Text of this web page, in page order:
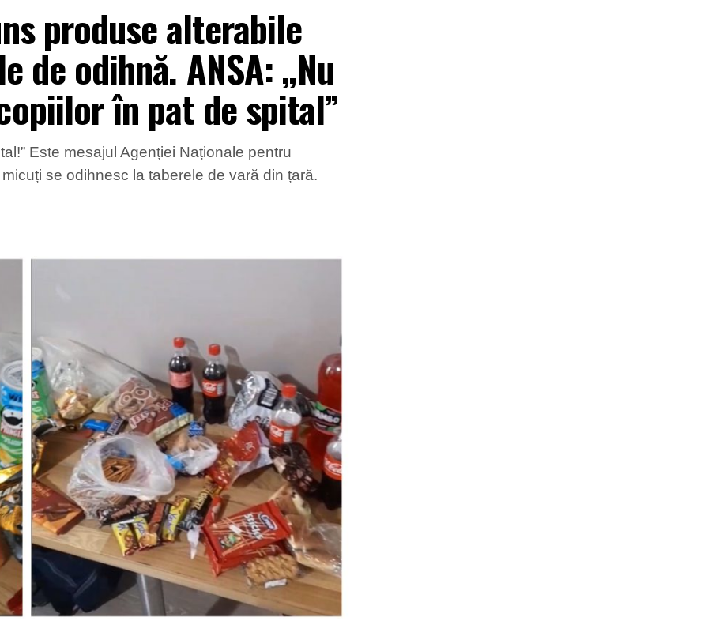
produse alterabile
odihnă. ANSA: „Nu
în pat de spital”
Este mesajul Agenției Naționale pentru
se odihnesc la taberele de vară din țară.